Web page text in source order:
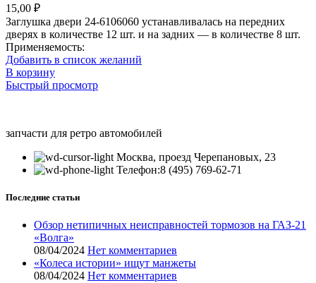
15,00 ₽
Заглушка двери 24-6106060 устанавливалась на передних
дверях в количестве 12 шт. и на задних — в количестве 8 шт.
Применяемость:
Добавить в список желаний
В корзину
Быстрый просмотр
запчасти для ретро автомобилей
Москва, проезд Черепановых, 23
Телефон:8 (495) 769-62-71
Последние статьи
Обзор нетипичных неисправностей тормозов на ГАЗ-21
«Волга»
08/04/2024 Нет комментариев
«Колеса истории» ищут манжеты
08/04/2024 Нет комментариев